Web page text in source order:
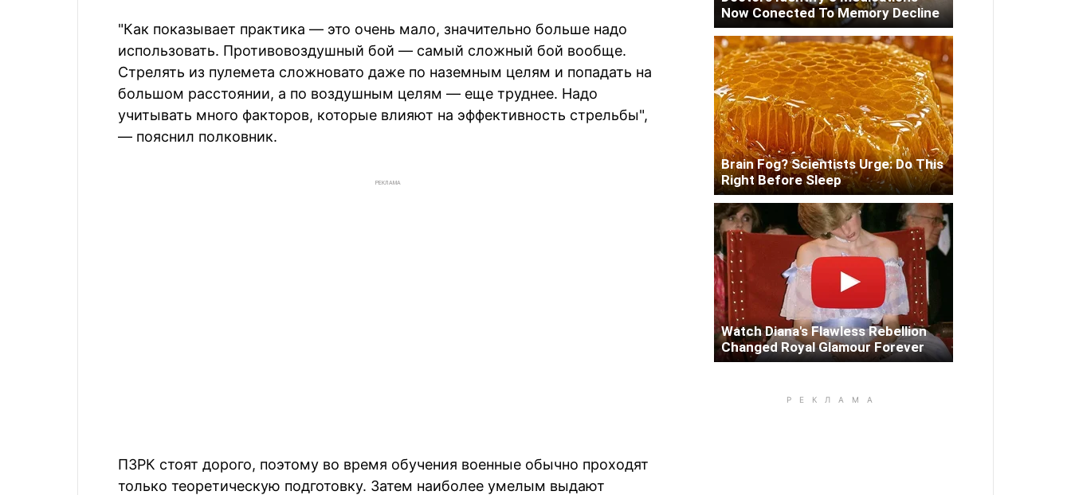
"Как показывает практика — это очень мало, значительно больше надо
использовать. Противовоздушный бой — самый сложный бой вообще.
Стрелять из пулемета сложновато даже по наземным целям и попадать на
большом расстоянии, а по воздушным целям — еще труднее. Надо
учитывать много факторов, которые влияют на эффективность стрельбы",
— пояснил полковник.
РЕКЛАМА
ПЗРК стоят дорого, поэтому во время обучения военные обычно проходят
только теоретическую подготовку. Затем наиболее умелым выдают